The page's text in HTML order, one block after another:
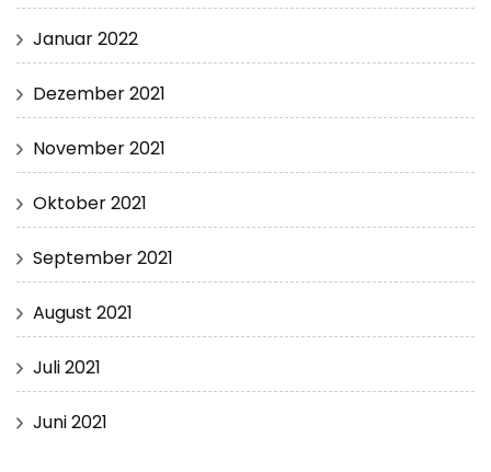
Januar 2022
Dezember 2021
November 2021
Oktober 2021
September 2021
August 2021
Juli 2021
Juni 2021